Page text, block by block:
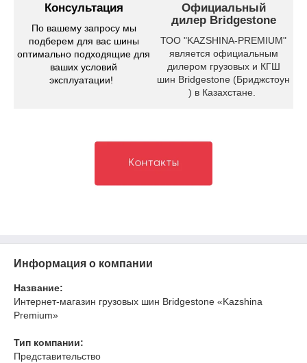
Консультация
По вашему запросу мы
подберем для вас шины
оптимально подходящие для
ваших условий
эксплуатации!
Официальный
дилер Bridgestone
ТОО "KAZSHINA-PREMIUM"
является официальным
дилером грузовых и КГШ
шин Bridgestone (Бриджстоун
) в Казахстане.
Информация о компании
Название:
Интернет-магазин грузовых шин Bridgestone «Kazshina
Premium»
Тип компании:
Представительство